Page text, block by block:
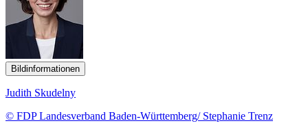
Bildinformationen
Judith Skudelny
© FDP Landesverband Baden-Württemberg/ Stephanie Trenz